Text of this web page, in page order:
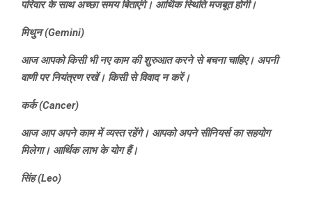
परिवार के साथ अच्छा समय बिताएंगे। आर्थिक स्थिति मजबूत होगी।
मिथुन (Gemini)
आज आपको किसी भी नए काम की शुरुआत करने से बचना चाहिए। अपनी
वाणी पर नियंत्रण रखें। किसी से विवाद न करें।
कर्क (Cancer)
आज आप अपने काम में व्यस्त रहेंगे। आपको अपने सीनियर्स का सहयोग
मिलेगा। आर्थिक लाभ के योग हैं।
सिंह (Leo)